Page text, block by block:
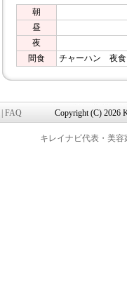
朝
昼
夜
間食
チャーハン 夜食
FAQ Copyright (C) 2026
キレイナビ代表・美